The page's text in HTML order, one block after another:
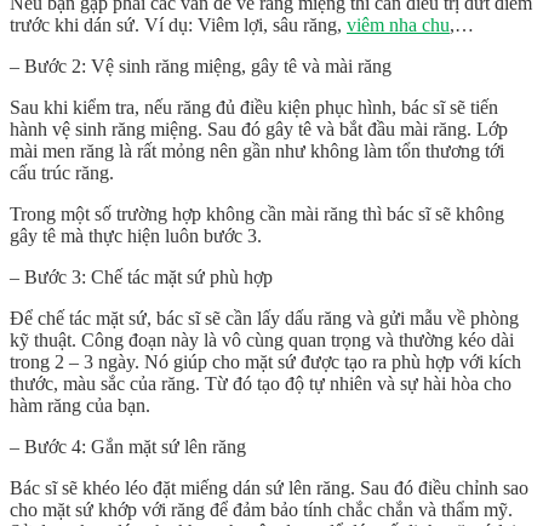
trước khi dán sứ. Ví dụ: Viêm lợi, sâu răng, viêm nha chu,…
– Bước 2: Vệ sinh răng miệng, gây tê và mài răng
Sau khi kiểm tra, nếu răng đủ điều kiện phục hình, bác sĩ sẽ tiến
hành vệ sinh răng miệng. Sau đó gây tê và bắt đầu mài răng. Lớp
mài men răng là rất mỏng nên gần như không làm tổn thương tới
cấu trúc răng.
Trong một số trường hợp không cần mài răng thì bác sĩ sẽ không
gây tê mà thực hiện luôn bước 3.
– Bước 3: Chế tác mặt sứ phù hợp
Để chế tác mặt sứ, bác sĩ sẽ cần lấy dấu răng và gửi mẫu về phòng
kỹ thuật. Công đoạn này là vô cùng quan trọng và thường kéo dài
trong 2 – 3 ngày. Nó giúp cho mặt sứ được tạo ra phù hợp với kích
thước, màu sắc của răng. Từ đó tạo độ tự nhiên và sự hài hòa cho
hàm răng của bạn.
– Bước 4: Gắn mặt sứ lên răng
Bác sĩ sẽ khéo léo đặt miếng dán sứ lên răng. Sau đó điều chỉnh sao
cho mặt sứ khớp với răng để đảm bảo tính chắc chắn và thẩm mỹ.